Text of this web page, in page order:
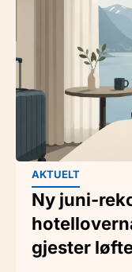
AKTUELT
Ny juni-
gjester